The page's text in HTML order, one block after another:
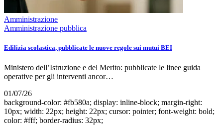
Amministrazione
Amministrazione pubblica
Edilizia scolastica, pubblicate le nuove regole sui mutui BEI
Ministero dell’Istruzione e del Merito: pubblicate le linee guida
operative per gli interventi ancor…
01/07/26
background-color: #fb580a; display: inline-block; margin-right:
10px; width: 22px; height: 22px; cursor: pointer; font-weight: bold;
color: #fff; border-radius: 32px;